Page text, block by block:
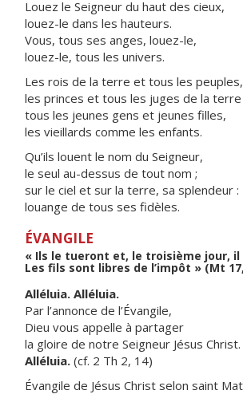
Louez le Seigneur du haut des cieux,
louez-le dans les hauteurs.
Vous, tous ses anges, louez-le,
louez-le, tous les univers.
Les rois de la terre et tous les peuples,
les princes et tous les juges de la terre
tous les jeunes gens et jeunes filles,
les vieillards comme les enfants.
Qu’ils louent le nom du Seigneur,
le seul au-dessus de tout nom ;
sur le ciel et sur la terre, sa splendeur :
louange de tous ses fidèles.
ÉVANGILE
« Ils le tueront et, le troisième jour,
Les fils sont libres de l’impôt » (Mt
Alléluia. Alléluia.
Par l’annonce de l’Évangile,
Dieu vous appelle à partager
la gloire de notre Seigneur Jésus Christ.
Alléluia. (cf. 2 Th 2, 14)
Évangile de Jésus Christ selon saint